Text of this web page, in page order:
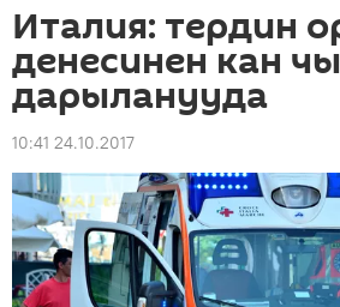
Италия: тердин
денесинен кан
дарыланууда
10:41 24.10.2017